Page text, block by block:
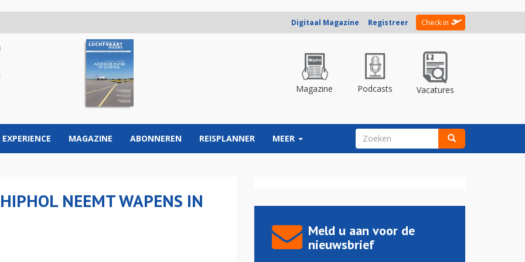
Digitaal Magazine Registreer Check in
Magazine Podcasts Vacatures
EXPERIENCE MAGAZINE ABONNEREN REISPLANNER MEER ZOEKVELD
NEEMT WAPENS IN
Meld u aan voor de
nieuwsbrief